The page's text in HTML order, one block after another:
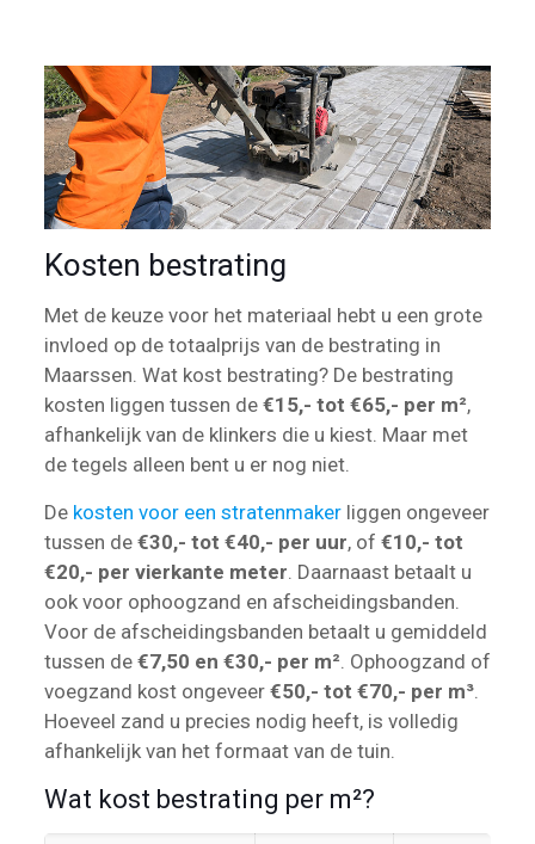
Kosten bestrating
Met de keuze voor het materiaal hebt u een grote
invloed op de totaalprijs van de bestrating in
Maarssen. Wat kost bestrating? De bestrating
kosten liggen tussen de €15,- tot €65,- per m²,
afhankelijk van de klinkers die u kiest. Maar met
de tegels alleen bent u er nog niet.
De kosten voor een stratenmakerliggen ongeveer
tussen de €30,- tot €40,- per uur, of €10,- tot
€20,- per vierkante meter. Daarnaast betaalt u
ook voor ophoogzand en afscheidingsbanden.
Voor de afscheidingsbanden betaalt u gemiddeld
tussen de €7,50 en €30,- per m². Ophoogzand of
voegzand kost ongeveer €50,- tot €70,- per m³.
Hoeveel zand u precies nodig heeft, is volledig
afhankelijk van het formaat van de tuin.
Wat kost bestrating per m²?